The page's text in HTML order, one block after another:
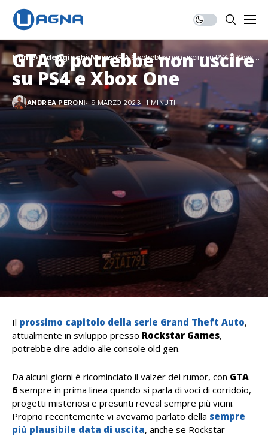
Home Videogiochi News GTA 6 potrebbe non uscire su PS4 e Xbox
One
GTA 6 potrebbe non uscire
su PS4 e Xbox One
ANDREA PERONI 9 MARZO 2023 1 MINUTI
Il prossimo capitolo della serie Grand Theft Auto,
attualmente in sviluppo presso Rockstar Games,
potrebbe dire addio alle console old gen.
Da alcuni giorni è ricominciato il valzer dei rumor, con GTA
6 sempre in prima linea quando si parla di voci di corridoio,
progetti misteriosi e presunti reveal sempre più vicini.
Proprio recentemente vi avevamo parlato della sempre
più plausibile data di uscita, anche se Rockstar